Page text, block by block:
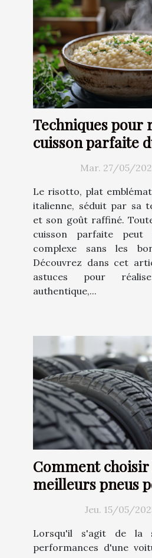
Techniques pour
cuisson parfaite
Mar. 27/05/
Le risotto, plat
italienne, séduit par sa
et son goût raffiné.
cuisson parfaite peut
complexe sans les
Découvrez dans cet
astuces pour
authentique,...
Comment choisir
meilleurs pneus
Jeu. 15/05/
Lorsqu'il s'agit de la
performances d'une